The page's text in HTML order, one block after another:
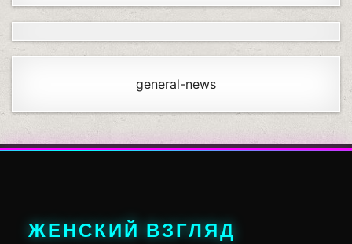
general-news
ЖЕНСКИЙ ВЗГЛЯД